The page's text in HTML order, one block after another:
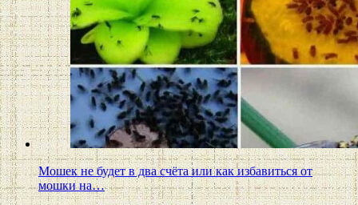
Мошек не будет в два счёта или как избавиться от
мошки на…